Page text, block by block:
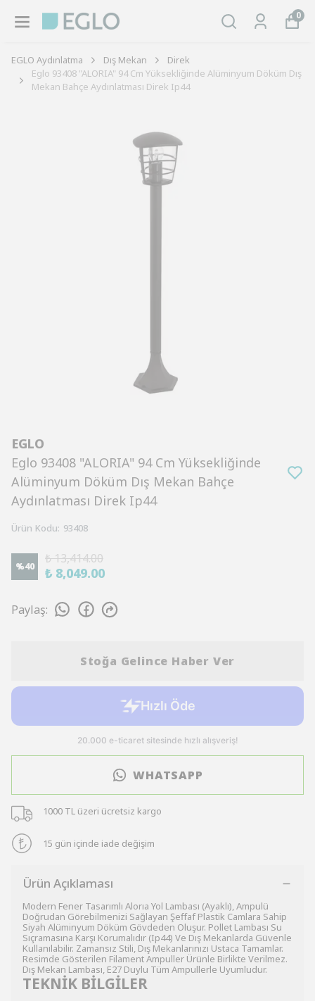
0
EGLO Aydınlatma Dış Mekan
Direk
Eglo 93408 "ALORIA" 94 Cm Yüksekliğinde Alüminyum Döküm Dış
Mekan Bahçe Aydınlatması Direk Ip44
EGLO
Eglo 93408 "ALORIA" 94 Cm Yüksekliğinde
Alüminyum Döküm Dış Mekan Bahçe
Aydınlatması Direk Ip44
Ürün Kodu: 93408
%40
₺ 13,414.00
₺ 8,049.00
Paylaş:
Stoğa Gelince Haber Ver
WHATSAPP
1000 TL üzeri ücretsiz kargo
15 gün içinde iade değişim
Ürün Açıklaması
Modern Fener Tasarımlı Alorıa Yol Lambası (Ayaklı), Ampulü
Doğrudan Görebilmenizi Sağlayan Şeffaf Plastik Camlara Sahip
Siyah Alüminyum Döküm Gövdeden Oluşur. Pollet Lambası Su
Sıçramasına Karşı Korumalıdır (Ip44) Ve Dış Mekanlarda Güvenle
Kullanılabilir. Zamansız Stili, Dış Mekanlarınızı Ustaca Tamamlar.
Resimde Gösterilen Filament Ampuller Ürünle Birlikte Verilmez.
Dış Mekan Lambası, E27 Duylu Tüm Ampullerle Uyumludur.
TEKNİK BİLGİLER